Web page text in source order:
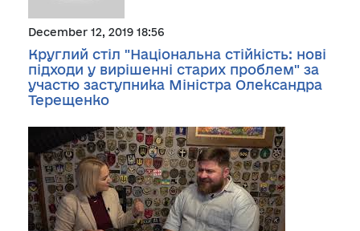
December 12, 2019 18:56
Круглий стіл "Національна стійкість: нові
підходи у вирішенні старих проблем" за
участю заступника Міністра Олександра
Терещенко